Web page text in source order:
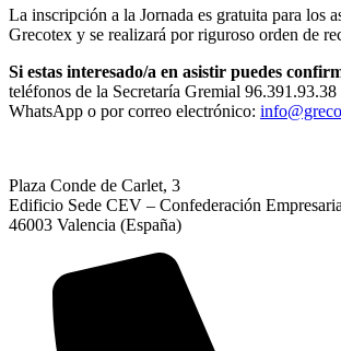
La inscripción a la Jornada es gratuita para los
Grecotex y se realizará por riguroso orden de
Si estas interesado/a en asistir puedes
teléfonos de la Secretaría Gremial
WhatsApp o por correo electrónico:
Plaza Conde de Carlet, 3
Edificio Sede CEV – Confederación
46003 Valencia (España)